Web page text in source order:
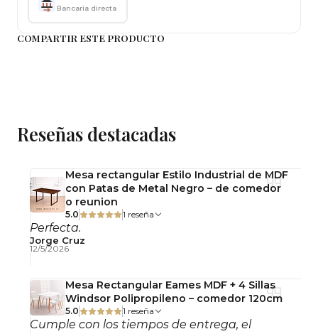
dormitorios, hoteles y espacios comerciales.
conservar su terminación y prolongar su vida útil.
desarmado, con llaves y pernos para su
armado simple.
Observaciones
Uso interior.
Fotografías referenciales.
Bancaria directa
COMPARTIR ESTE PRODUCTO
Reseñas destacadas
Mesa rectangular Estilo Industrial de MDF
con Patas de Metal Negro – de comedor
o reunion
5.0 1 reseña
Perfecta.
Jorge Cruz
12/5/2026
Mesa Rectangular Eames MDF + 4 Sillas
Windsor Polipropileno – comedor 120cm
5.0 1 reseña
Cumple con los tiempos de entrega, el